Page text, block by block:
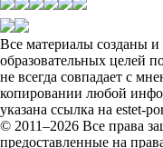
Все материалы созданы
образовательных целей
не всегда совпадает с
копировании любой
указана ссылка на estet-
© 2011–2026 Все права
предоставленные на